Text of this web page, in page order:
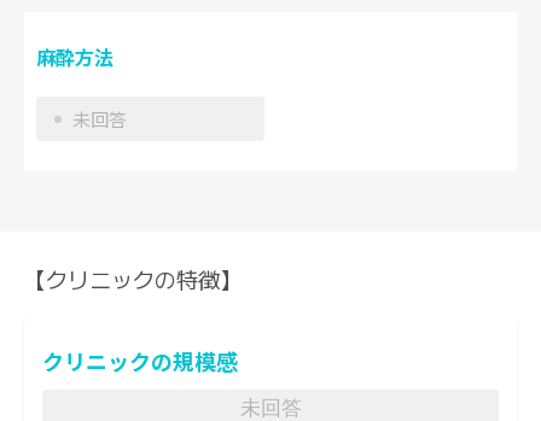
麻酔方法
未回答
【クリニックの特徴】
クリニックの規模感
未回答